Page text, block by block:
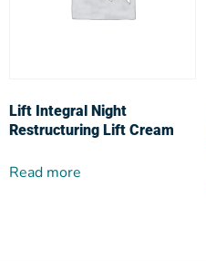
Lift Integral Night
Restructuring Lift Cream
Read more